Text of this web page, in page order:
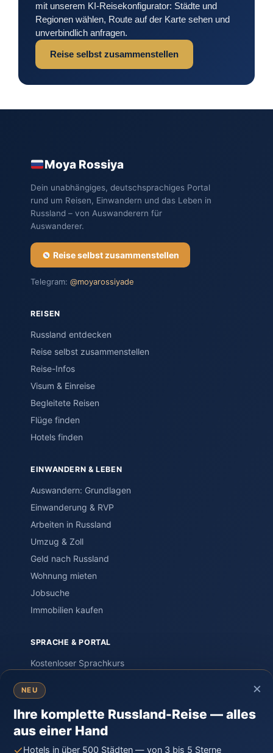
mit unserem KI-Reisekonfigurator: Städte und
Regionen wählen, Route auf der Karte sehen und
unverbindlich anfragen.
Reise selbst zusammenstellen
Moya Rossiya
Dein unabhängiges, deutschsprachiges Portal
rund um Reisen, Einwandern und das Leben in
Russland – von Auswanderern für
Auswanderer.
Reise selbst zusammenstellen
Telegram: @moyarossiyade
REISEN
Russland entdecken
Reise selbst zusammenstellen
Reise-Infos
Visum & Einreise
Begleitete Reisen
Flüge finden
Hotels finden
EINWANDERN & LEBEN
Auswandern: Grundlagen
Einwanderung & RVP
Arbeiten in Russland
Umzug & Zoll
Geld nach Russland
Wohnung mieten
Jobsuche
Immobilien kaufen
SPRACHE & PORTAL
Kostenloser Sprachkurs
Einstufungstest
Sprachreisen
PORTAL – Community
Wissen & Ratgeber
Russland-Knigge
×
NEU
Ihre komplette Russland-Reise — alles
aus einer Hand
Hotels in über 500 Städten — von 3 bis 5 Sterne